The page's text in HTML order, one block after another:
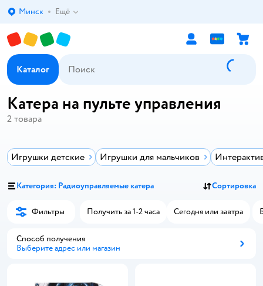
Выбор адреса доставки.
Минск Ещё
Каталог
Катера на пульте управления
2 товара
Игрушки детские Игрушки для мальчиков
Категория: Радиоуправляемые катера Сортировка
Фильтры Получить за 1-2 часа Сегодня или завтра
Способ получения
Выберите адрес или магазин